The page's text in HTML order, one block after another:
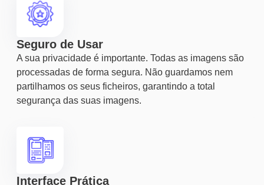
Seguro de Usar
A sua privacidade é importante. Todas as imagens são
processadas de forma segura. Não guardamos nem
partilhamos os seus ficheiros, garantindo a total
segurança das suas imagens.
Interface Prática